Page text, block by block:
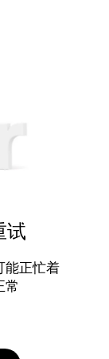
试
能正忙着
常